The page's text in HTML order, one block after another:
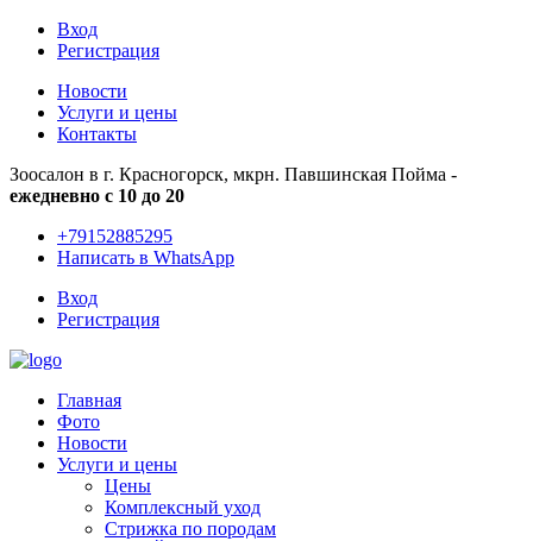
Вход
Регистрация
Новости
Услуги и цены
Контакты
Зоосалон в г. Красногорск, мкрн. Павшинская Пойма -
ежедневно с 10 до 20
+79152885295
Написать в WhatsApp
Вход
Регистрация
Главная
Фото
Новости
Услуги и цены
Цены
Комплексный уход
Стрижка по породам